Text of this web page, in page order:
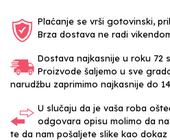
Plaćanje se vrši gotovinski,
Brza dostava ne radi
Dostava najkasnije u roku 72
Proizvode šaljemo u sve
narudžbu zaprimimo najkasnije do
U slučaju da je vaša roba
odgovara opisu molimo da
te da nam pošaljete slike kao